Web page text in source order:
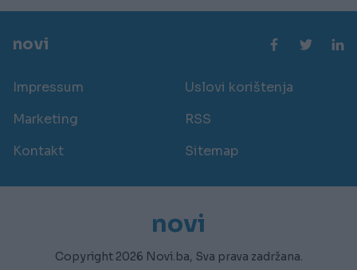
novi
Impressum
Uslovi korištenja
Marketing
RSS
Kontakt
Sitemap
novi
Copyright 2026 Novi.ba, Sva prava zadržana.